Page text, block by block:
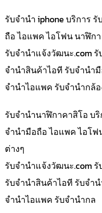
รับจำนำ iphone บริการ
ถือ ไอแพค ไอโฟน นาฬิก
รับจํานําแจ้งวัฒนะ.com รั
จำนำสินค้าไอที รับจำนำ
จำนำไอแพค รับจำนำกล้อ
รับจำนำนาฬิกาคาสิโอ บ
จำนำมือถือ ไอแพค ไอโ
ต่างๆ
รับจํานําแจ้งวัฒนะ.com
รับจำนำสินค้าไอที รับจำ
จำนำไอแพค รับจำนำกล